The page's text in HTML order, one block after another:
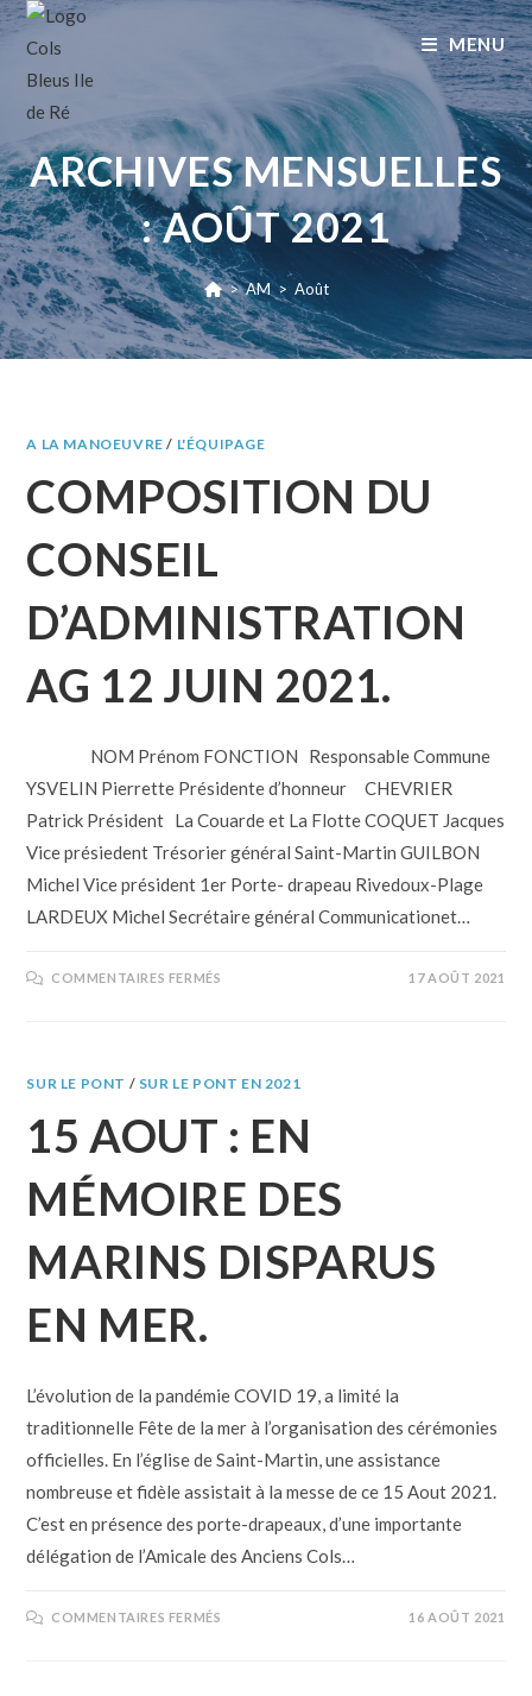
MENU
ARCHIVES MENSUELLES
: AOÛT 2021
> AM > Août
A LA MANOEUVRE / L'ÉQUIPAGE
COMPOSITION DU
CONSEIL
D’ADMINISTRATION
AG 12 JUIN 2021.
NOM Prénom FONCTION Responsable Commune
YSVELIN Pierrette Présidente d’honneur CHEVRIER
Patrick Président La Couarde et La Flotte COQUET Jacques
Vice présiedent Trésorier général Saint-Martin GUILBON
Michel Vice président 1er Porte- drapeau Rivedoux-Plage
LARDEUX Michel Secrétaire général Communicationet…
COMMENTAIRES FERMÉS 17 AOÛT 2021
SUR LE PONT / SUR LE PONT EN 2021
15 AOUT : EN
MÉMOIRE DES
MARINS DISPARUS
EN MER.
L’évolution de la pandémie COVID 19, a limité la
traditionnelle Fête de la mer à l’organisation des cérémonies
officielles. En l’église de Saint-Martin, une assistance
nombreuse et fidèle assistait à la messe de ce 15 Aout 2021.
C’est en présence des porte-drapeaux, d’une importante
délégation de l’Amicale des Anciens Cols…
COMMENTAIRES FERMÉS 16 AOÛT 2021